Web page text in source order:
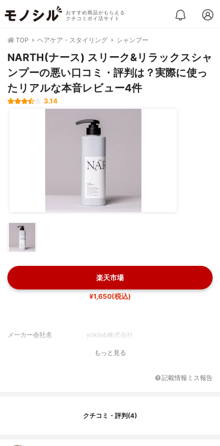
おすすめ商品がもらえる
クチコミポイ活サイト
TOP ヘアケア・スタイリング シャンプー
NARTH(ナース) スリーク&リラックスシャ
ンプーの悪い口コミ・評判は？実際に使っ
たリアルな本音レビュー4件
3.14
楽天市場
¥1,650(税込)
メーカー会社名 yokilab株式会社
もっと見る
記載情報ミス報告
クチコミ・評判(4)